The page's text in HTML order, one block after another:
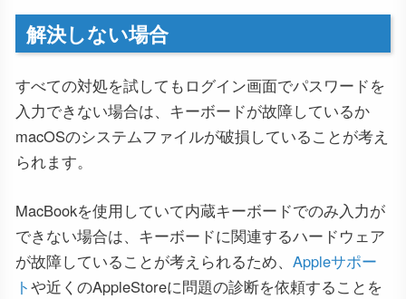
解決しない場合
すべての対処を試してもログイン画面でパスワードを
入力できない場合は、キーボードが故障しているか
macOSのシステムファイルが破損していることが考え
られます。
MacBookを使用していて内蔵キーボードでのみ入力が
できない場合は、キーボードに関連するハードウェア
が故障していることが考えられるため、 Appleサポー
トや近くのAppleStoreに問題の診断を依頼することを